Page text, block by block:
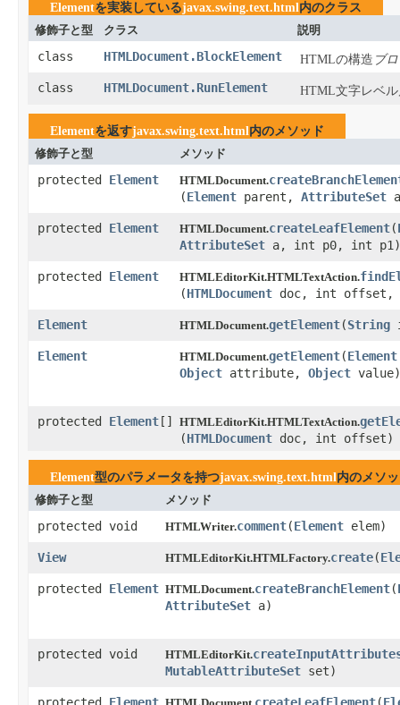
Elementを実装しているjavax.swing.text.html内のクラス
修飾子と型
クラス 説明
class HTMLDocument.BlockElement HTMLの構造 ブ
class HTMLDocument.RunElement HTML文字レベ
Elementを返すjavax.swing.text.html内のメソッド
修飾子と型
メソッド
protected Element HTMLDocument.
(Element parent, AttributeSet
protected Element HTMLDocument.createLeafElement​(
AttributeSet a, int p0, int p1)
protected Element HTMLEditorKit.HTMLTextAction.
(HTMLDocument doc, int offset,
Element HTMLDocument.getElement​(String
Element HTMLDocument.getElement​(Element
Object attribute, Object value)
protected Element [] HTMLEditorKit.HTMLTextAction.
(HTMLDocument doc, int offset)
Element型のパラメータを持つjavax.swing.text.html内のメソ
修飾子と型
メソッド
protected void HTMLWriter.comment​(Element elem)
View HTMLEditorKit.HTMLFactory.create​(
protected Element HTMLDocument.createBranchElement​(
AttributeSet a)
protected void HTMLEditorKit.
MutableAttributeSet set)